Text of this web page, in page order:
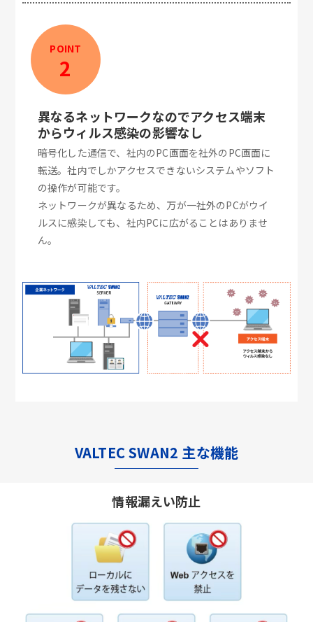
POINT
2
異なるネットワークなのでアクセス端末
からウィルス感染の影響なし
暗号化した通信で、社内のPC画面を社外のPC画面に
転送。社内でしかアクセスできないシステムやソフト
の操作が可能です。
ネットワークが異なるため、万が一社外のPCがウイ
ルスに感染しても、社内PCに広がることはありませ
ん。
VALTEC SWAN2 主な機能
情報漏えい防止